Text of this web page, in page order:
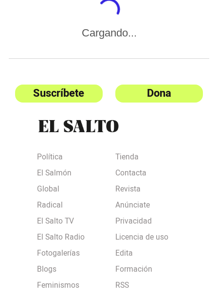
Cargando...
Suscríbete Dona
Política
El Salmón
Global
Radical
El Salto TV
El Salto Radio
Fotogalerías
Blogs
Feminismos
Tienda
Contacta
Revista
Anúnciate
Privacidad
Licencia de uso
Edita
Formación
RSS